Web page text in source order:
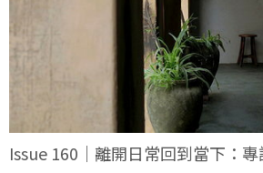
Issue 160｜離開日常回到當下：